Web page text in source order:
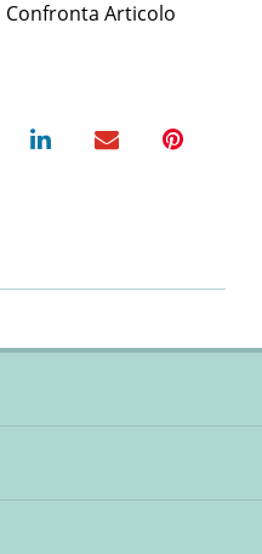
Confronta Articolo